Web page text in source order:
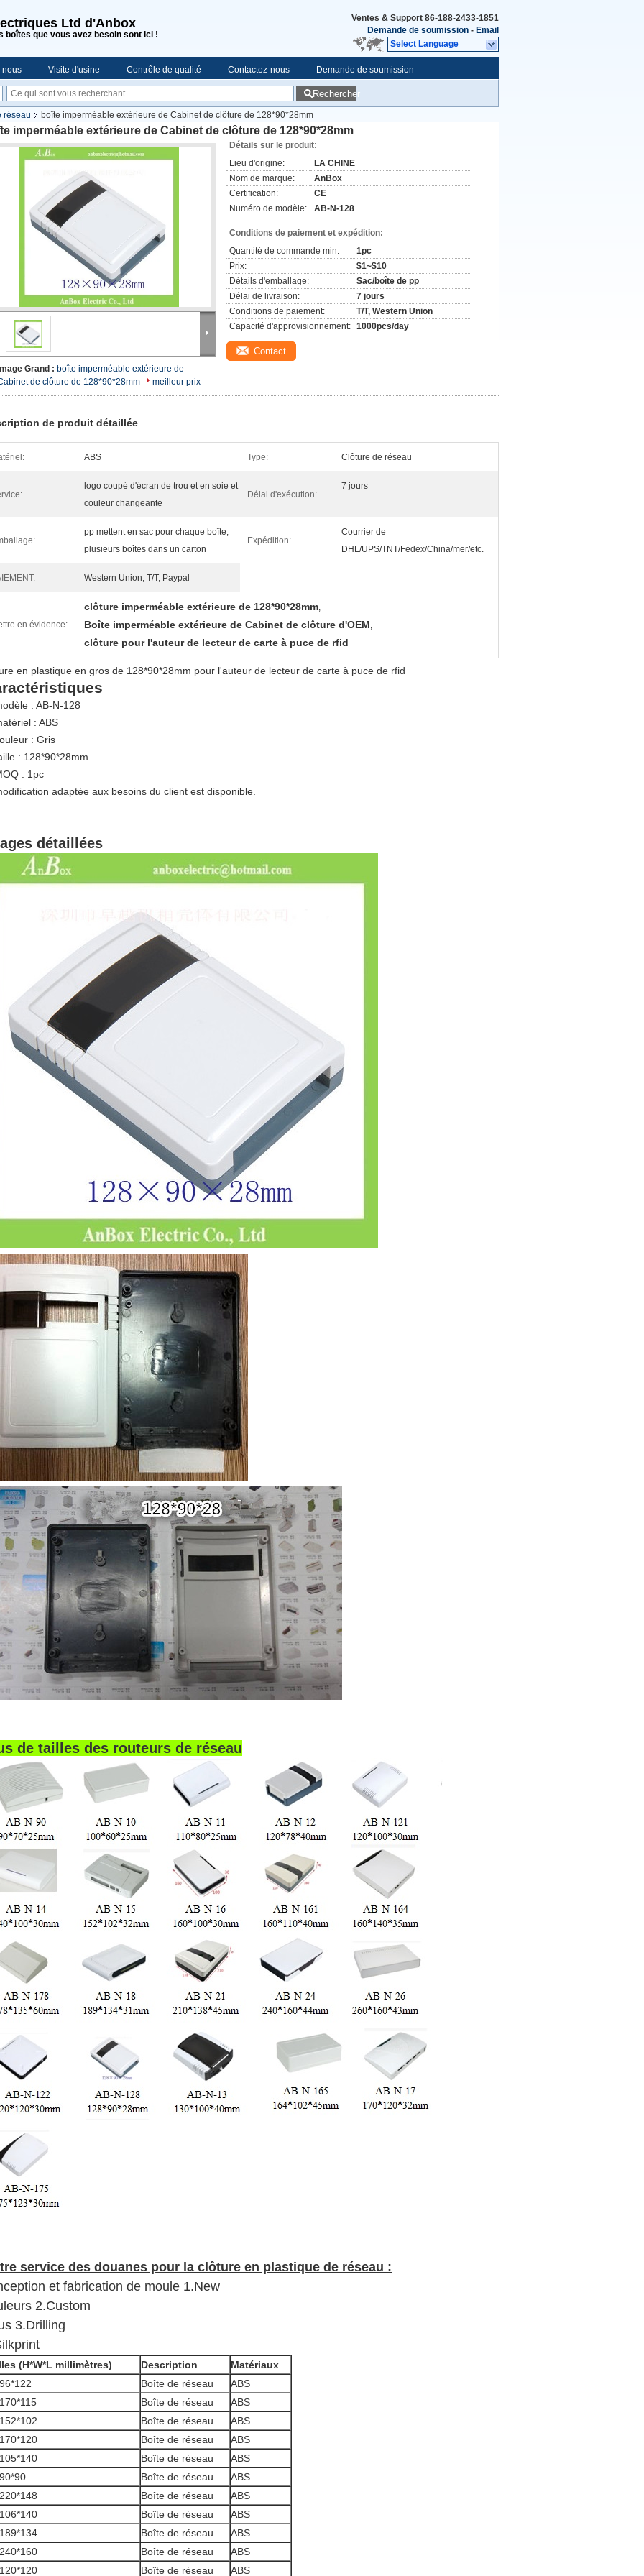
Ltd d'Anbox
boîtes que vous avez besoin sont ici !
Ventes & Support 86-188-2433-1851
Demande de soumission - Email
Select Language
nous Visite d'usine Contrôle de qualité Contactez-nous Demande de soumission
Rechercher
réseau boîte imperméable extérieure de Cabinet de clôture de 128*90*28mm
imperméable extérieure de Cabinet de clôture de 128*90*28mm
Grand : boîte imperméable extérieure de
de clôture de 128*90*28mm
meilleur prix
Détails sur le produit:
Lieu d'origine:
LA CHINE
Nom de marque:
AnBox
Certification:
CE
Numéro de modèle:
AB-N-128
Conditions de paiement et expédition:
Quantité de commande min:
1pc
Prix:
$1~$10
Détails d'emballage:
Sac/boîte de pp
Délai de livraison:
7 jours
Conditions de paiement:
T/T, Western Union
Capacité d'approvisionnement: 1000pcs/day
Contact
de produit détaillée
ABS Type: Clôture de réseau
logo coupé d'écran de trou et en soie et
couleur changeante
Délai d'exécution:
7 jours
pp mettent en sac pour chaque boîte,
plusieurs boîtes dans un carton
Expédition:
Courrier de
DHL/UPS/TNT/Fedex/China/mer/etc.
Western Union, T/T, Paypal
en évidence:
clôture imperméable extérieure de 128*90*28mm,
Boîte imperméable extérieure de Cabinet de clôture d'OEM,
clôture pour l'auteur de lecteur de carte à puce de rfid
en plastique en gros de 128*90*28mm pour l'auteur de lecteur de carte à puce de rfid
: AB-N-128
: ABS
: Gris
: 128*90*28mm
: 1pc
adaptée aux besoins du client est disponible
détaillées
de tailles des routeurs de réseau
service des douanes pour la clôture en plastique de réseau :
et fabrication de moule 1.New
2.Custom
3.Drilling
(H*W*L millimètres) Description
Matériaux
Boîte de réseau
ABS
Boîte de réseau
ABS
Boîte de réseau
ABS
Boîte de réseau
ABS
Boîte de réseau
ABS
Boîte de réseau
ABS
Boîte de réseau
ABS
Boîte de réseau
ABS
Boîte de réseau
ABS
Boîte de réseau
ABS
Boîte de réseau ABS